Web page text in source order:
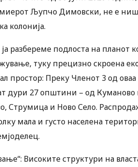
Љупчо Димовски, не е
колонија.
разбереме подлоста на планот
туку прецизно скроена
простор: Преку Членот 3 од
дури 27 општини – од
Струмица и Ново Село.
мала и густо населена
Високите структури на